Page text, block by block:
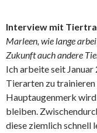
Interview mit
Marleen, wie lange
Zukunft auch andere
Ich arbeite seit
Tierarten zu
Hauptaugenmerk
bleiben.
diese ziemlich schnell